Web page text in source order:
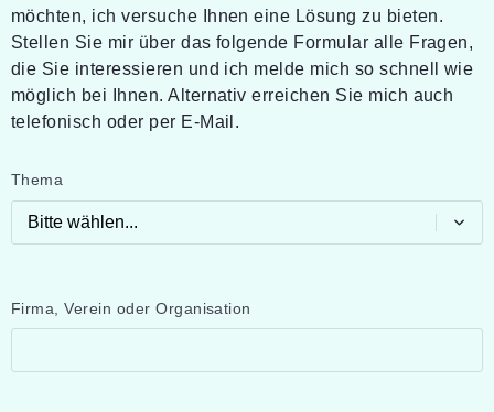
möchten, ich versuche Ihnen eine Lösung zu bieten.
Stellen Sie mir über das folgende Formular alle Fragen,
die Sie interessieren und ich melde mich so schnell wie
möglich bei Ihnen. Alternativ erreichen Sie mich auch
telefonisch oder per E-Mail.
Pflichtfeld
Thema
Pflichtfeld
Firma, Verein oder Organisation